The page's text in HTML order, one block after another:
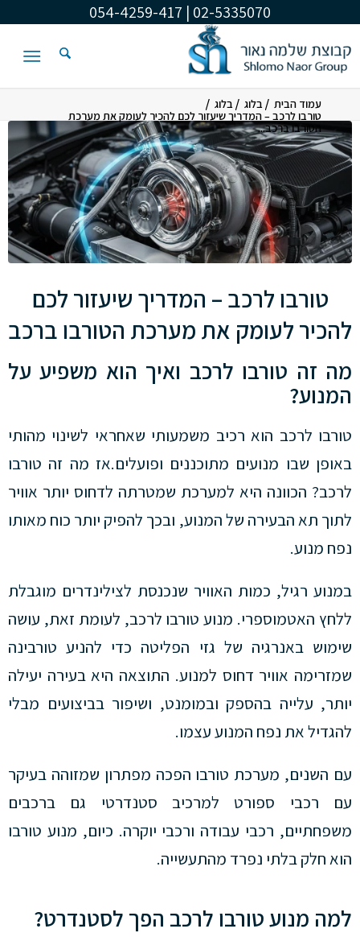
02-5335070 | 054-4259-417
עמוד הבית /בלוג /בלוג /
טורבו לרכב – המדריך שיעזור לכם להכיר לעומק את מערכת
הטורבו ברכב...
טורבו לרכב – המדריך שיעזור לכם
להכיר לעומק את מערכת הטורבו ברכב
מה זה טורבו לרכב ואיך הוא משפיע על
המנוע?
טורבו לרכב הוא רכיב משמעותי שאחראי לשינוי מהותי
באופן שבו מנועים מתוכננים ופועלים.אז מה זה טורבו
לרכב? הכוונה היא למערכת שמטרתה לדחוס יותר אוויר
לתוך תא הבעירה של המנוע, ובכך להפיק יותר כוח מאותו
נפח מנוע.
במנוע רגיל, כמות האוויר שנכנסת לצילינדרים מוגבלת
ללחץ האטמוספרי. מנוע טורבו לרכב, לעומת זאת, עושה
שימוש באנרגיה של גזי הפליטה כדי להניע טורבינה
שמזרימה אוויר דחוס למנוע. התוצאה היא בעירה יעילה
יותר, עלייה בהספק ובמומנט, ושיפור בביצועים מבלי
להגדיל את נפח המנוע עצמו.
עם השנים, מערכת טורבו הפכה מפתרון שמזוהה בעיקר
עם רכבי ספורט למרכיב סטנדרטי גם ברכבים
משפחתיים, רכבי עבודה ורכבי יוקרה. כיום, מנוע טורבו
הוא חלק בלתי נפרד מהתעשייה.
למה מנוע טורבו לרכב הפך לסטנדרט?